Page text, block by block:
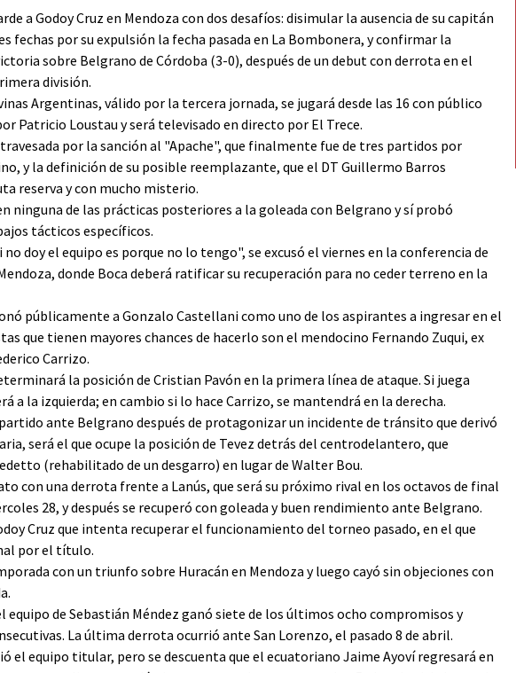
a Godoy Cruz en Mendoza con dos desafíos: disimular la ausencia de su capitán
fechas por su expulsión la fecha pasada en La Bombonera, y confirmar la
sobre Belgrano de Córdoba (3-0), después de un debut con derrota en el
división.
Argentinas, válido por la tercera jornada, se jugará desde las 16 con público
Patricio Loustau y será televisado en directo por El Trece.
por la sanción al "Apache", que finalmente fue de tres partidos por
y la definición de su posible reemplazante, que el DT Guillermo Barros
reserva y con mucho misterio.
ninguna de las prácticas posteriores a la goleada con Belgrano y sí probó
tácticos específicos.
doy el equipo es porque no lo tengo", se excusó el viernes en la conferencia de
donde Boca deberá ratificar su recuperación para no ceder terreno en la
públicamente a Gonzalo Castellani como uno de los aspirantes a ingresar en el
que tienen mayores chances de hacerlo son el mendocino Fernando Zuqui, ex
Carrizo.
la posición de Cristian Pavón en la primera línea de ataque. Si juega
a la izquierda; en cambio si lo hace Carrizo, se mantendrá en la derecha.
ante Belgrano después de protagonizar un incidente de tránsito que derivó
será el que ocupe la posición de Tevez detrás del centrodelantero, que
(rehabilitado de un desgarro) en lugar de Walter Bou.
con una derrota frente a Lanús, que será su próximo rival en los octavos de final
28, y después se recuperó con goleada y buen rendimiento ante Belgrano.
Cruz que intenta recuperar el funcionamiento del torneo pasado, en el que
por el título.
con un triunfo sobre Huracán en Mendoza y luego cayó sin objeciones con
equipo de Sebastián Méndez ganó siete de los últimos ocho compromisos y
La última derrota ocurrió ante San Lorenzo, el pasado 8 de abril.
el equipo titular, pero se descuenta que el ecuatoriano Jaime Ayoví regresará en